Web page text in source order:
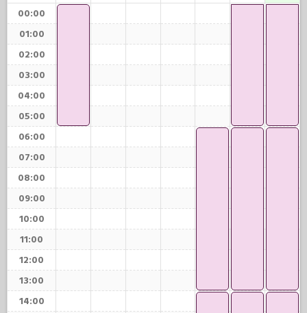
00:00
01:00
02:00
03:00
04:00
05:00
06:00
07:00
08:00
09:00
10:00
11:00
12:00
13:00
14:00